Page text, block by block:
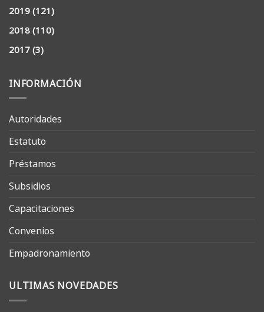
2019(121)
2018(110)
2017(3)
INFORMACIÓN
Autoridades
Estatuto
Préstamos
Subsidios
Capacitaciones
Convenios
Empadronamiento
ULTIMAS NOVEDADES